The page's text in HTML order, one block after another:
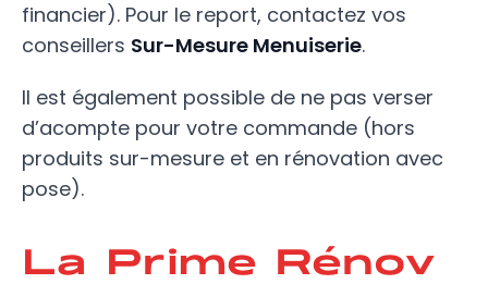
financier). Pour le report, contactez vos
conseillers Sur-Mesure Menuiserie.
Il est également possible de ne pas verser
d’acompte pour votre commande (hors
produits sur-mesure et en rénovation avec
pose).
La Prime Rénov